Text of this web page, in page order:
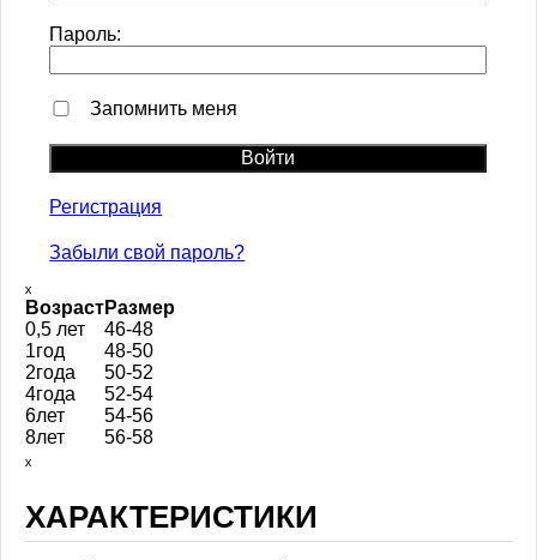
Пароль:
Запомнить меня
Регистрация
Забыли свой пароль?
ₓ
ВозрастРазмер
0,5 лет
46-48
1год
48-50
2года
50-52
4года
52-54
6лет
54-56
8лет
56-58
ₓ
ХАРАКТЕРИСТИКИ